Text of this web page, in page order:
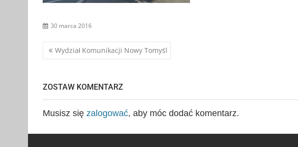
30 marca 2016
Nawigacja
Wydział Komunikacji Nowy Tomyśl
ZOSTAW KOMENTARZ
Musisz się zalogować, aby móc dodać komentarz.